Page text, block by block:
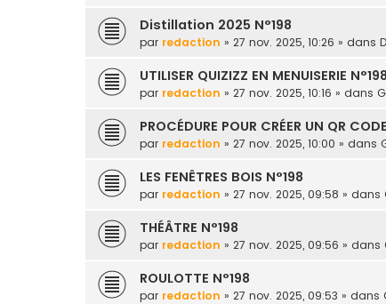
Distillation 2025 N°198
par redaction » 27 nov. 2025, 10:26 » dans
UTILISER QUIZIZZ EN MENUISERIE N°198
par redaction » 27 nov. 2025, 10:16 » dans
PROCÉDURE POUR CRÉER UN QR
par redaction » 27 nov. 2025, 10:00 » dans
LES FENÊTRES BOIS N°198
par redaction » 27 nov. 2025, 09:58 » dans
THÉÂTRE N°198
par redaction » 27 nov. 2025, 09:56 » dans
ROULOTTE N°198
par redaction » 27 nov. 2025, 09:53 » dans